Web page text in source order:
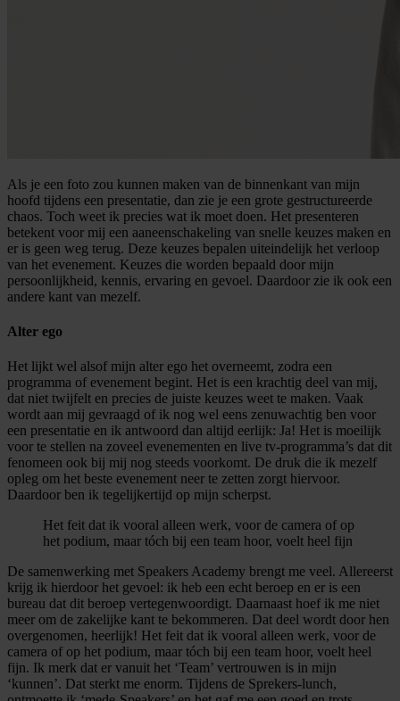
Als je een foto zou kunnen maken van de binnenkant van mijn
hoofd tijdens een presentatie, dan zie je een grote gestructureerde
chaos. Toch weet ik precies wat ik moet doen. Het presenteren
betekent voor mij een aaneenschakeling van snelle keuzes maken en
er is geen weg terug. Deze keuzes bepalen uiteindelijk het verloop
van het evenement. Keuzes die worden bepaald door mijn
persoonlijkheid, kennis, ervaring en gevoel. Daardoor zie ik ook een
andere kant van mezelf.
Alter ego
Het lijkt wel alsof mijn alter ego het overneemt, zodra een
programma of evenement begint. Het is een krachtig deel van mij,
dat niet twijfelt en precies de juiste keuzes weet te maken. Vaak
wordt aan mij gevraagd of ik nog wel eens zenuwachtig ben voor
een presentatie en ik antwoord dan altijd eerlijk: Ja! Het is moeilijk
voor te stellen na zoveel evenementen en live tv-programma’s dat dit
fenomeen ook bij mij nog steeds voorkomt. De druk die ik mezelf
opleg om het beste evenement neer te zetten zorgt hiervoor.
Daardoor ben ik tegelijkertijd op mijn scherpst.
Het feit dat ik vooral alleen werk, voor de camera of op
het podium, maar tóch bij een team hoor, voelt heel fijn
De samenwerking met Speakers Academy brengt me veel. Allereerst
krijg ik hierdoor het gevoel: ik heb een echt beroep en er is een
bureau dat dit beroep vertegenwoordigt. Daarnaast hoef ik me niet
meer om de zakelijke kant te bekommeren. Dat deel wordt door hen
overgenomen, heerlijk! Het feit dat ik vooral alleen werk, voor de
camera of op het podium, maar tóch bij een team hoor, voelt heel
fijn. Ik merk dat er vanuit het ‘Team’ vertrouwen is in mijn
‘kunnen’. Dat sterkt me enorm. Tijdens de Sprekers-lunch,